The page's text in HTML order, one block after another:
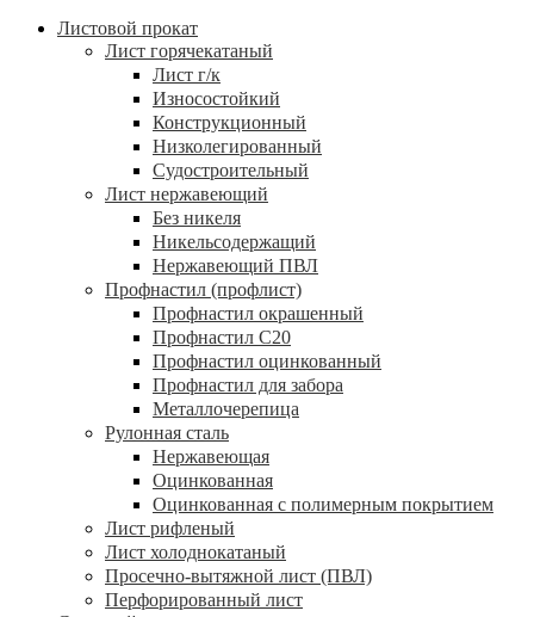
Листовой прокат
Лист горячекатаный
Лист г/к
Износостойкий
Конструкционный
Низколегированный
Судостроительный
Лист нержавеющий
Без никеля
Никельсодержащий
Нержавеющий ПВЛ
Профнастил (профлист)
Профнастил окрашенный
Профнастил С20
Профнастил оцинкованный
Профнастил для забора
Металлочерепица
Рулонная сталь
Нержавеющая
Оцинкованная
Оцинкованная с полимерным покрытием
Лист рифленый
Лист холоднокатаный
Просечно-вытяжной лист (ПВЛ)
Перфорированный лист